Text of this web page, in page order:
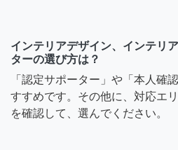
インテリアデザイン、インテリ
ターの選び方は？
「認定サポーター」や「本人確
すすめです。その他に、対応エ
を確認して、選んでください。